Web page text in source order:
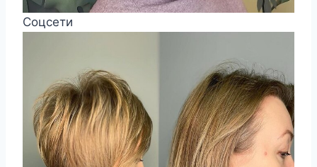
Соцсети